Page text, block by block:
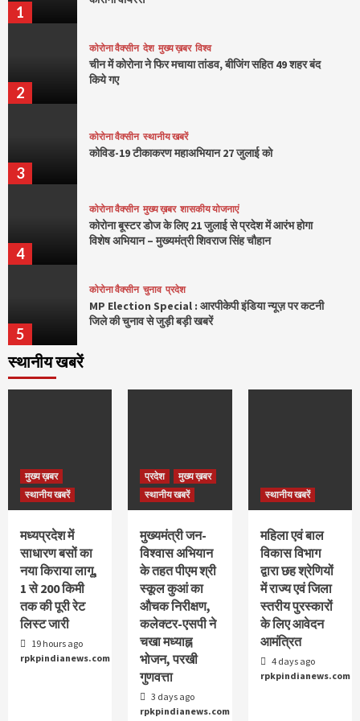
1
2
कोरोना वैक्सीन देश मुख्य ख़बर विश्व
चीन में कोरोना ने फिर मचाया तांडव, बीजिंग सहित 49 शहर बंद
किये गए
3
कोरोना वैक्सीन स्थानीय खबरें
कोविड-19 टीकाकरण महाअभियान 27 जुलाई को
4
कोरोना वैक्सीन मुख्य ख़बर शासकीय योजनाएं
कोरोना बूस्टर डोज के लिए 21 जुलाई से प्रदेश में आरंभ होगा
विशेष अभियान – मुख्यमंत्री शिवराज सिंह चौहान
5
कोरोना वैक्सीन चुनाव प्रदेश
MP Election Special : आरपीकेपी इंडिया न्यूज़ पर कटनी
जिले की चुनाव से जुड़ी बड़ी खबरें
स्थानीय खबरें
मुख्य ख़बर
स्थानीय खबरें
मध्यप्रदेश में
साधारण बसों का
नया किराया लागू,
1 से 200 किमी
तक की पूरी रेट
लिस्ट जारी
19 hours ago
rpkpindianews.com
प्रदेश
मुख्य ख़बर
स्थानीय खबरें
मुख्यमंत्री जन-
विश्वास अभियान
के तहत पीएम श्री
स्कूल कुआं का
औचक निरीक्षण,
कलेक्टर-एसपी ने
चखा मध्याह्न
भोजन, परखी
गुणवत्ता
3 days ago
rpkpindianews.com
स्थानीय खबरें
महिला एवं बाल
विकास विभाग
द्वारा छह श्रेणियों
में राज्य एवं जिला
स्तरीय पुरस्कारों
के लिए आवेदन
आमंत्रित
4 days ago
rpkpindianews.com